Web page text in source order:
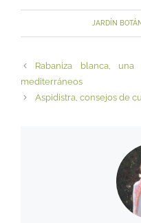
JARDÍN
Rabaniza blanca,
mediterráneos
Aspidistra, consejos de